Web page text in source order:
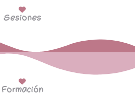
Sesiones
Formación